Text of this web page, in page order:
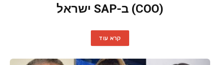
(COO) ב-SAP ישראל
קרא עוד